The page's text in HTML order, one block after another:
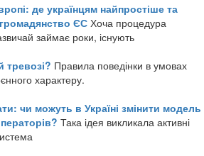
де українцям найпростіше та
ЄС Хоча процедура
займає роки, існують
тревозі? Правила поведінки в умовах
характеру.
чи можуть в Україні змінити модель
Така ідея викликала активні